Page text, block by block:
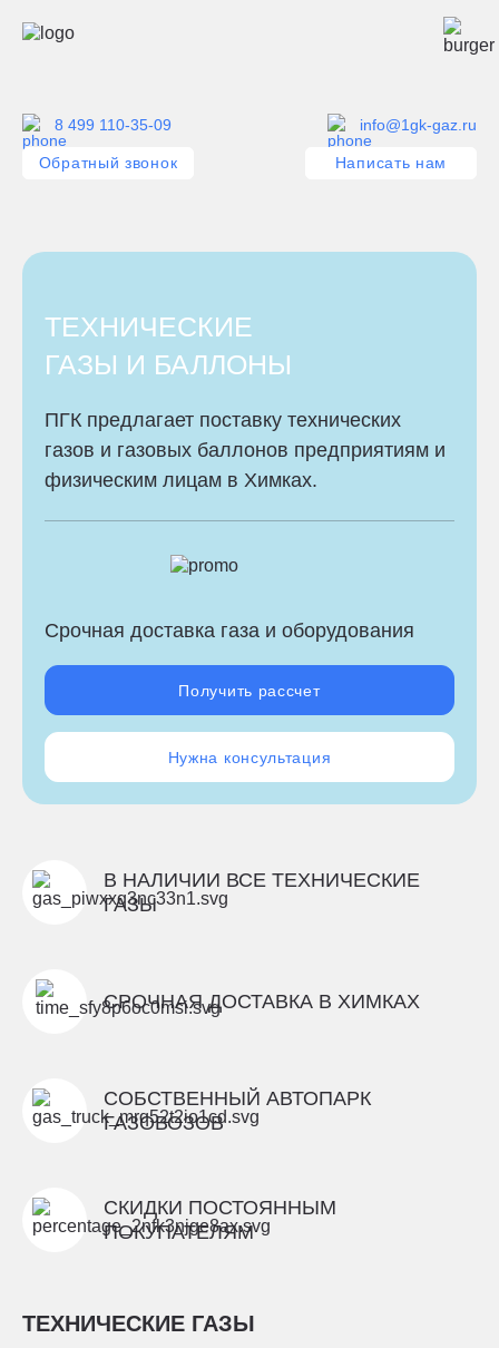
8 499 110-35-09
Обратный звонок
info@1gk-gaz.ru
Написать нам
ТЕХНИЧЕСКИЕ
ГАЗЫ И БАЛЛОНЫ
ПГК предлагает поставку технических
газов и газовых баллонов предприятиям и
физическим лицам в Химках.
Срочная доставка газа и оборудования
Получить рассчет
Нужна консультация
В НАЛИЧИИ ВСЕ ТЕХНИЧЕСКИЕ
ГАЗЫ
СРОЧНАЯ ДОСТАВКА В ХИМКАХ
СОБСТВЕННЫЙ АВТОПАРК
ГАЗОВОЗОВ
СКИДКИ ПОСТОЯННЫМ
ПОКУПАТЕЛЯМ
ТЕХНИЧЕСКИЕ ГАЗЫ